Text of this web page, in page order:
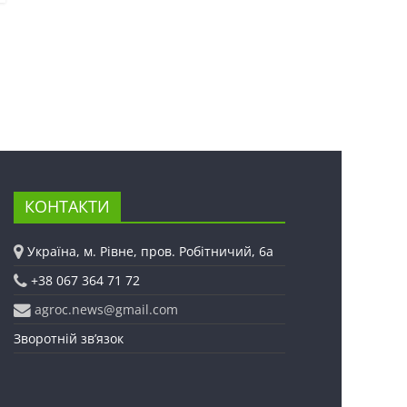
КОНТАКТИ
Україна, м. Рівне, пров. Робітничий, 6а
+38 067 364 71 72
agroc.news@gmail.com
Зворотній зв’язок